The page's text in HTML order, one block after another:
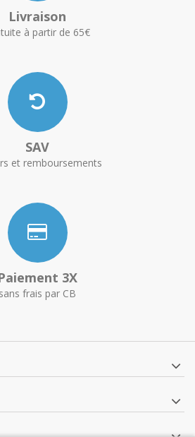
Livraison
à partir de 65€
SAV
et remboursements
3X
sans frais par CB